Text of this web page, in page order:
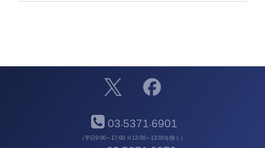
03-5371-6901
（平日9:00～17:00 ※12:00～13:00を除く）